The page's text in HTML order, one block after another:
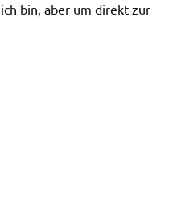
bin, aber um direkt zur